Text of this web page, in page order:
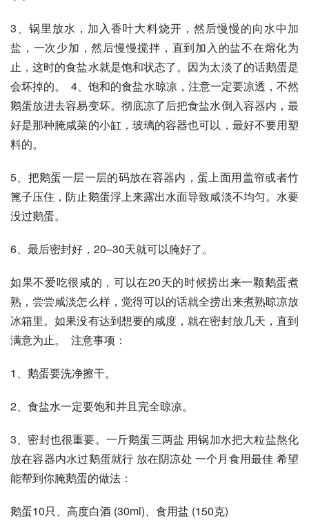
3、锅里放水，加入香叶大料烧开，然后慢慢的向水中加
盐，一次少加，然后慢慢搅拌，直到加入的盐不在熔化为
止，这时的食盐水就是饱和状态了。因为太淡了的话鹅蛋是
会坏掉的。  4、饱和的食盐水晾凉，注意一定要凉透，不然
鹅蛋放进去容易变坏。彻底凉了后把食盐水倒入容器内，最
好是那种腌咸菜的小缸，玻璃的容器也可以，最好不要用塑
料的。
5、把鹅蛋一层一层的码放在容器内，蛋上面用盖帘或者竹
篦子压住，防止鹅蛋浮上来露出水面导致咸淡不均匀。水要
没过鹅蛋。
6、最后密封好，20–30天就可以腌好了。
如果不爱吃很咸的，可以在20天的时候捞出来一颗鹅蛋煮
熟，尝尝咸淡怎么样，觉得可以的话就全捞出来煮熟晾凉放
冰箱里。如果没有达到想要的咸度，就在密封放几天，直到
满意为止。  注意事项：
1、鹅蛋要洗净擦干。
2、食盐水一定要饱和并且完全晾凉。
3、密封也很重要。一斤鹅蛋三两盐 用锅加水把大粒盐熬化
放在容器内水过鹅蛋就行 放在阴凉处 一个月食用最佳 希望
能帮到你腌鹅蛋的做法：
鹅蛋10只、高度白酒 (30ml)、食用盐 (150克)